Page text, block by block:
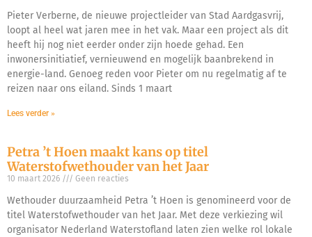
Pieter Verberne, de nieuwe projectleider van Stad Aardgasvrij,
loopt al heel wat jaren mee in het vak. Maar een project als dit
heeft hij nog niet eerder onder zijn hoede gehad. Een
inwonersinitiatief, vernieuwend en mogelijk baanbrekend in
energie-land. Genoeg reden voor Pieter om nu regelmatig af te
reizen naar ons eiland. Sinds 1 maart
Lees verder »
Petra ’t Hoen maakt kans op titel
Waterstofwethouder van het Jaar
10 maart 2026 Geen reacties
Wethouder duurzaamheid Petra ’t Hoen is genomineerd voor de
titel Waterstofwethouder van het Jaar. Met deze verkiezing wil
organisator Nederland Waterstofland laten zien welke rol lokale